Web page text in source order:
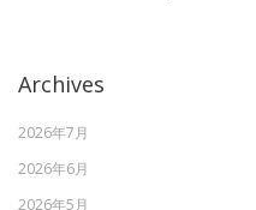
Archives
2026年7月
2026年6月
2026年5月